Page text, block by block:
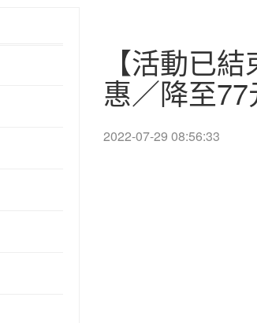
【活動已
惠／降至
2022-07-29 08:56:33